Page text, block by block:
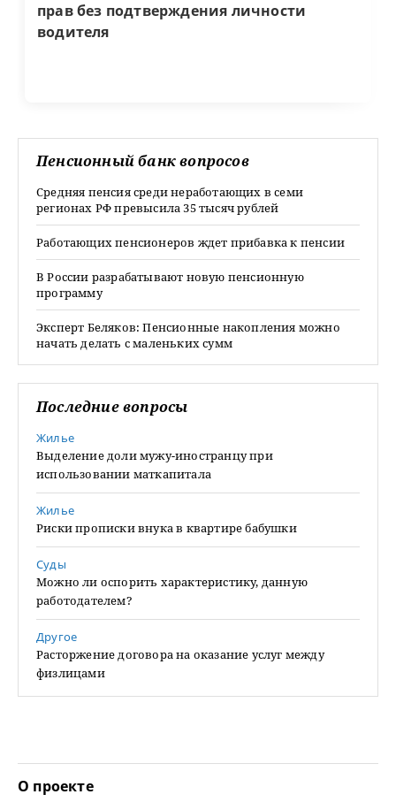
прав без подтверждения личности
водителя
Пенсионный банк вопросов
Средняя пенсия среди неработающих в семи
регионах РФ превысила 35 тысяч рублей
Работающих пенсионеров ждет прибавка к пенсии
В России разрабатывают новую пенсионную
программу
Эксперт Беляков: Пенсионные накопления можно
начать делать с маленьких сумм
Последние вопросы
Жилье
Выделение доли мужу-иностранцу при
использовании маткапитала
Жилье
Риски прописки внука в квартире бабушки
Суды
Можно ли оспорить характеристику, данную
работодателем?
Другое
Расторжение договора на оказание услуг между
физлицами
О проекте